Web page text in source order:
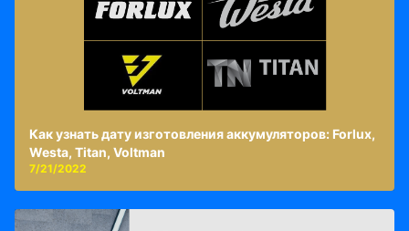
Как узнать дату изготовления аккумуляторов: Forlux,
Westa, Titan, Voltman
7/21/2022